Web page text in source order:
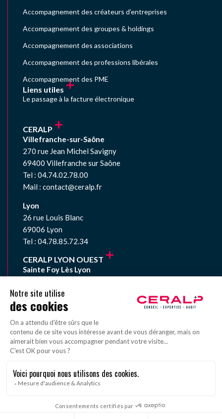
Accompagnement des créateurs d’entreprises
Accompagnement des groupes & holdings
Accompagnement des associations
Accompagnement des professions libérales
Accompagnement des PME
Liens utiles
Le passage à la facture électronique
CERALP
Villefranche-sur-Saône
270 rue Jean Michel Savigny
69400 Villefranche sur Saône
Tel : 04.74.02.78.00
Mail : contact@ceralp.fr
Lyon
26 rue Louis Blanc
69006 Lyon
Tel : 04.78.85.72.34
CERALP LYON OUEST
Sainte Foy Lès Lyon
69110 Sainte Foy Lès Lyon
Tel : 04.78.59.01.67
Mentions légales Politique de confidentialité